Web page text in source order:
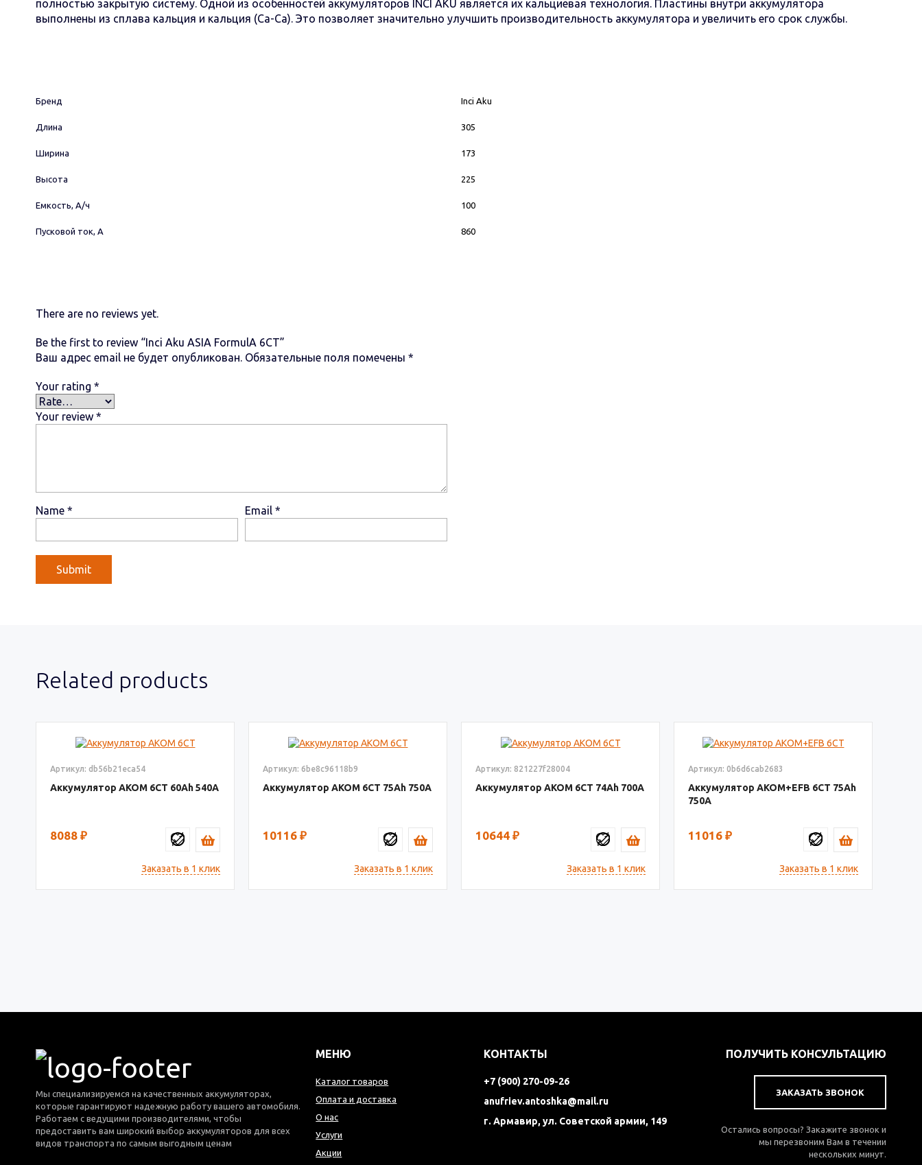
полностью закрытую систему. Одной из особенностей аккумуляторов INCI AKU является их кальциевая технология. Пластины внутри аккумулятора
выполнены из сплава кальция и кальция (Ca-Ca). Это позволяет значительно улучшить производительность аккумулятора и увеличить его срок службы.
Бренд Inci Aku
Длина 305
Ширина 173
Высота 225
Емкость, А/ч 100
Пусковой ток, А 860
There are no reviews yet.
Be the first to review “Inci Aku ASIA FormulА 6СТ”
Ваш адрес email не будет опубликован. Обязательные поля помечены *
Your rating *
Your review *
Name * Email *
Related products
Артикул: db56b21eca54
Аккумулятор AКОМ 6СТ 60 540
8088 ₽
Заказать в 1 клик
Артикул: 6be8c96118b9
Аккумулятор AКОМ 6СТ 75 750
10116 ₽
Заказать в 1 клик
Артикул: 821227f28004
Аккумулятор AКОМ 6СТ 74 700
10644 ₽
Заказать в 1 клик
Артикул: 0b6d6cab2683
Аккумулятор AKOM+EFB 6СТ 75
750
11016 ₽
Заказать в 1 клик
Мы специализируемся на качественных аккумуляторах,
которые гарантируют надежную работу вашего автомобиля.
Работаем с ведущими производителями, чтобы
предоставить вам широкий выбор аккумуляторов для всех
видов транспорта по самым выгодным ценам
МЕНЮ
Каталог товаров
Оплата и доставка
О нас
Услуги
Акции
КОНТАКТЫ
+7 (900) 270-09-26
anufriev.antoshka@mail.ru
г. Армавир, ул. Советской армии, 149
ПОЛУЧИТЬ КОНСУЛЬТАЦИЮ
ЗАКАЗАТЬ ЗВОНОК
Остались вопросы? Закажите звонок и
мы перезвоним Вам в течении
нескольких минут.